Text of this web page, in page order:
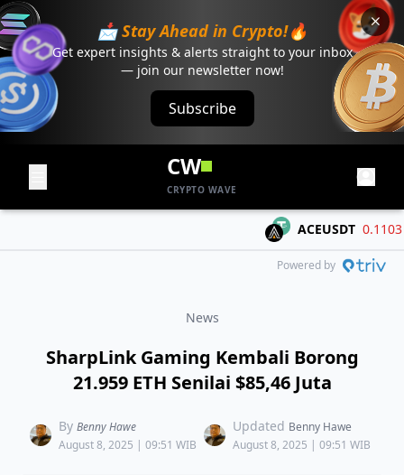
📩 Stay Ahead in Crypto!🔥
Get expert insights & alerts straight to your inbox
— join our newsletter now!
Subscribe
CW
CRYPTO WAVE
ACEUSDT 0.1103 -
Powered by
News
SharpLink Gaming Kembali Borong
21.959 ETH Senilai $85,46 Juta
By Benny Hawe
August 8, 2025 | 09:51 WIB
Updated Benny Hawe
August 8, 2025 | 09:51 WIB